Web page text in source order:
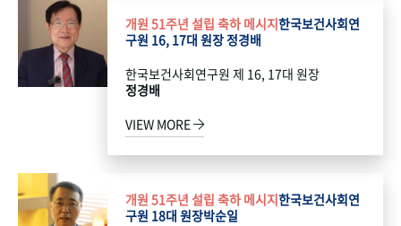
개원 51주년 설립 축하 메시지한국보건사회연
구원 16, 17대 원장 정경배
한국보건사회연구원 제 16, 17대 원장
정경배
VIEW MORE
개원 51주년 설립 축하 메시지한국보건사회연
구원 18대 원장박순일